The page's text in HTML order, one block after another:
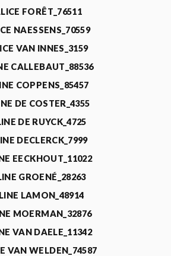
FORÊT_76511
NAESSENS_70559
VAN INNES_3159
CALLEBAUT_88536
COPPENS_85457
DE COSTER_4355
DE RUYCK_4725
DECLERCK_7999
EECKHOUT_11022
GROENÉ_28263
LAMON_48914
MOERMAN_32876
VAN DAELE_11342
VAN WELDEN_74587